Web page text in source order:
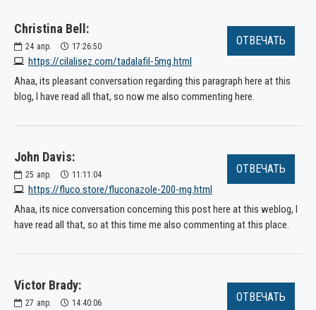
Christina Bell:
24 апр. 17:26:50
https://cilalisez.com/tadalafil-5mg.html
ОТВЕЧАТЬ
Ahaa, its pleasant conversation regarding this paragraph here at this
blog, I have read all that, so now me also commenting here.
John Davis:
25 апр. 11:11:04
https://fluco.store/fluconazole-200-mg.html
ОТВЕЧАТЬ
Ahaa, its nice conversation concerning this post here at this weblog, I
have read all that, so at this time me also commenting at this place.
Victor Brady:
27 апр. 14:40:06 ОТВЕЧАТЬ